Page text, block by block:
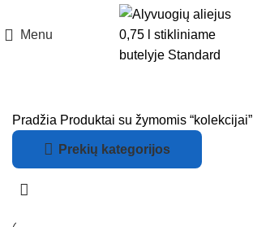
Menu
Pradžia Produktai su žymomis “kolekcijai”
Prekių kategorijos